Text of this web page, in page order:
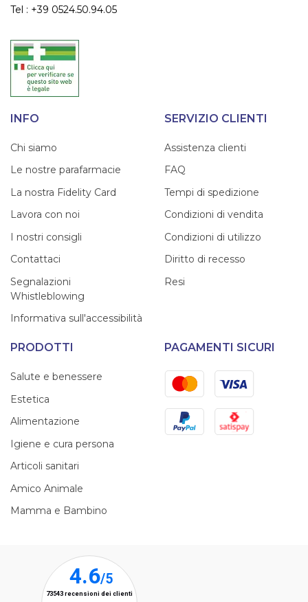
Tel : +39 0524.50.94.05
INFO
Chi siamo
Le nostre parafarmacie
La nostra Fidelity Card
Lavora con noi
I nostri consigli
Contattaci
Segnalazioni
Whistleblowing
Informativa sull'accessibilità
SERVIZIO CLIENTI
Assistenza clienti
FAQ
Tempi di spedizione
Condizioni di vendita
Condizioni di utilizzo
Diritto di recesso
Resi
PRODOTTI
Salute e benessere
Estetica
Alimentazione
Igiene e cura persona
Articoli sanitari
Amico Animale
Mamma e Bambino
PAGAMENTI SICURI
MastercardVisa
PayPal Satispay